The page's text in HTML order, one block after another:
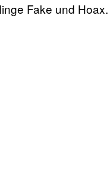
Fake und Hoax.